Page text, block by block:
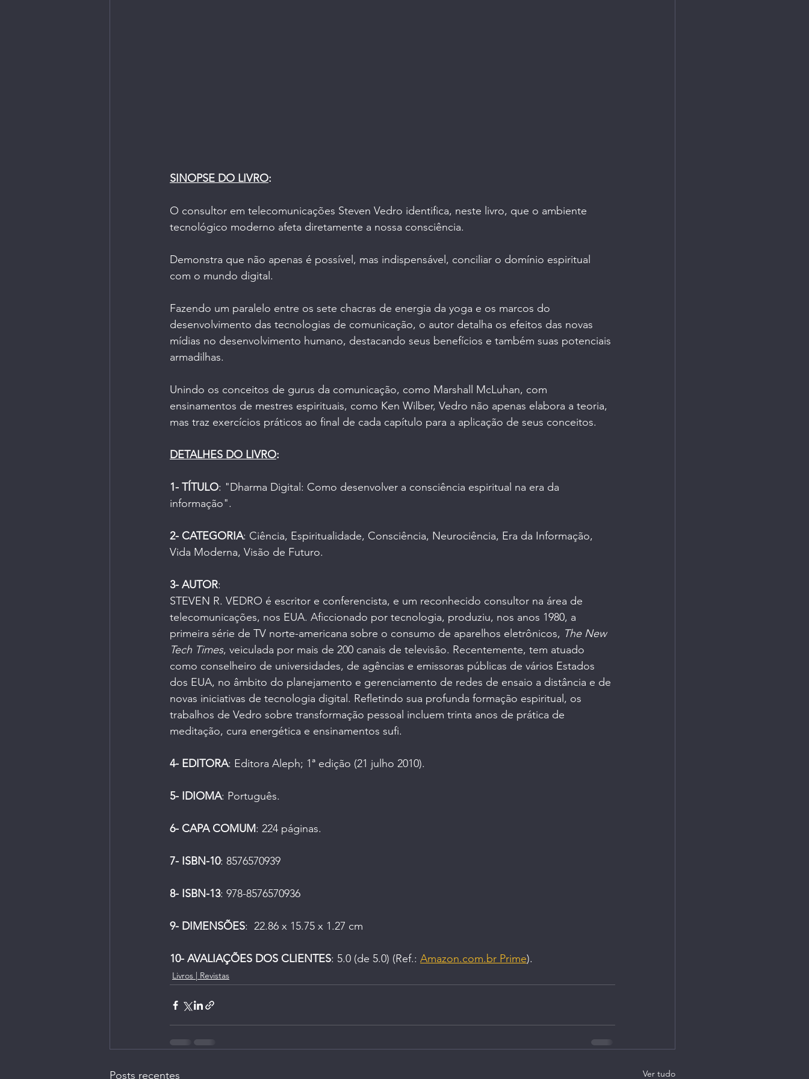
SINOPSE DO LIVRO:
O consultor em telecomunicações Steven Vedro identifica, neste livro, que o ambiente
tecnológico moderno afeta diretamente a nossa consciência.
Demonstra que não apenas é possível, mas indispensável, conciliar o domínio espiritual
com o mundo digital.
Fazendo um paralelo entre os sete chacras de energia da yoga e os marcos do
desenvolvimento das tecnologias de comunicação, o autor detalha os efeitos das novas
mídias no desenvolvimento humano, destacando seus benefícios e também suas potenciais
armadilhas.
Unindo os conceitos de gurus da comunicação, como Marshall McLuhan, com
ensinamentos de mestres espirituais, como Ken Wilber, Vedro não apenas elabora a teoria,
mas traz exercícios práticos ao final de cada capítulo para a aplicação de seus conceitos.
DETALHES DO LIVRO:
1- TÍTULO: "Dharma Digital: Como desenvolver a consciência espiritual na era da
informação".
2- CATEGORIA: Ciência, Espiritualidade, Consciência, Neurociência, Era da Informação,
Vida Moderna, Visão de Futuro.
3- AUTOR:
STEVEN R. VEDRO é escritor e conferencista, e um reconhecido consultor na área de
telecomunicações, nos EUA. Aficcionado por tecnologia, produziu, nos anos 1980, a
primeira série de TV norte-americana sobre o consumo de aparelhos eletrônicos, The New
Tech Times, veiculada por mais de 200 canais de televisão. Recentemente, tem atuado
como conselheiro de universidades, de agências e emissoras públicas de vários Estados
dos EUA, no âmbito do planejamento e gerenciamento de redes de ensaio a distância e de
novas iniciativas de tecnologia digital. Refletindo sua profunda formação espiritual, os
trabalhos de Vedro sobre transformação pessoal incluem trinta anos de prática de
meditação, cura energética e ensinamentos sufi.
4- EDITORA: Editora Aleph; 1ª edição (21 julho 2010).
5- IDIOMA: Português.
6- CAPA COMUM: 224 páginas.
7- ISBN-10: 8576570939
8- ISBN-13: 978-8576570936
9- DIMENSÕES: 22.86 x 15.75 x 1.27 cm
10- AVALIAÇÕES DOS CLIENTES: 5.0 (de 5.0) (Ref.: Amazon.com.br Prime).
Livros | Revistas
Posts recentes Ver tudo